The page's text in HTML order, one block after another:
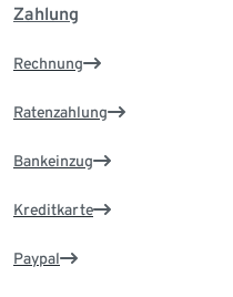
Zahlung
Rechnung
Ratenzahlung
Bankeinzug
Kreditkarte
Paypal